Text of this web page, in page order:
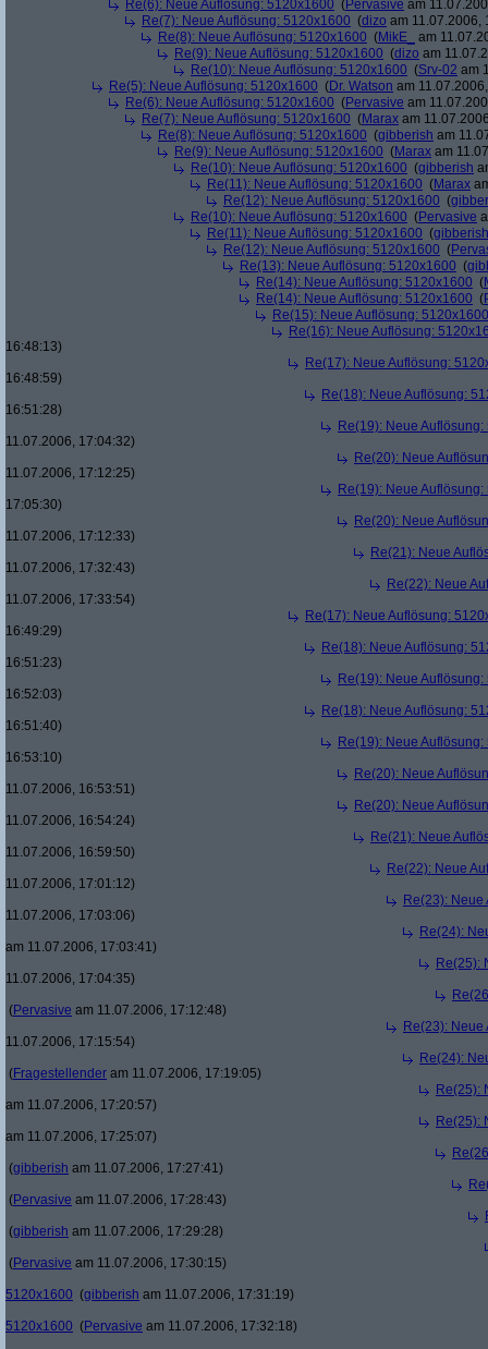
Re(6): Neue Auflösung: 5120x1600 ( Pervasive am
Re(7): Neue Auflösung: 5120x1600 (dizo am 11.07.2006,
Re(8): Neue Auflösung: 5120x1600 (MikE_
am
Re(9): Neue Auflösung: 5120x1600 (dizo am
Re(10): Neue Auflösung: 5120x1600 (Srv-02 am
Re(5): Neue Auflösung: 5120x1600 (Dr. Watson am
Re(6): Neue Auflösung: 5120x1600 (Pervasive am
Re(7): Neue Auflösung: 5120x1600 (Marax am
Re(8): Neue Auflösung: 5120x1600 (gibberish am
Re(9): Neue Auflösung: 5120x1600 (Marax am
Re(10): Neue Auflösung: 5120x1600 (gibberish
Re(11): Neue Auflösung: 5120x1600 (Marax
Re(12): Neue Auflösung: 5120x1600 (
Re(10): Neue Auflösung: 5120x1600 (Pervasive
Re(11): Neue Auflösung: 5120x1600 (gibberish
Re(12): Neue Auflösung: 5120x1600 (
Re(13): Neue Auflösung: 5120x1600 (
Re(14): Neue Auflösung: 5120x1600 (
Re(14): Neue Auflösung: 5120x1600 (
Re(15): Neue Auflösung: 5120x1600
Re(16): Neue Auflösung:
16:48:13)
Re(17): Neue Auflösung:
16:48:59)
Re(18): Neue Auflösung:
16:51:28)
Re(19): Neue
11.07.2006, 17:04:32)
Re(20): Neue
11.07.2006, 17:12:25)
Re(19): Neue
17:05:30)
Re(20): Neue
11.07.2006, 17:12:33)
Re(21): Neue
11.07.2006, 17:32:43)
Re(22): Neue
11.07.2006, 17:33:54)
Re(17): Neue Auflösung:
16:49:29)
Re(18): Neue Auflösung:
16:51:23)
Re(19): Neue
16:52:03)
Re(18): Neue Auflösung:
16:51:40)
Re(19): Neue
16:53:10)
Re(20): Neue
11.07.2006, 16:53:51)
Re(20): Neue
11.07.2006, 16:54:24)
Re(21): Neue
11.07.2006, 16:59:50)
Re(22): Neue
11.07.2006, 17:01:12)
Re(23):
11.07.2006, 17:03:06)
Re(24):
am 11.07.2006, 17:03:41)
Re(25):
11.07.2006, 17:04:35)
(Pervasive am 11.07.2006, 17:12:48)
Re(23):
11.07.2006, 17:15:54)
Re(24):
(Fragestellender am 11.07.2006, 17:19:05)
Re(25):
am 11.07.2006, 17:20:57)
Re(25):
am 11.07.2006, 17:25:07)
(gibberish am 11.07.2006, 17:27:41)
(Pervasive am 11.07.2006, 17:28:43)
(gibberish am 11.07.2006, 17:29:28)
(Pervasive am 11.07.2006, 17:30:15)
5120x1600 (gibberish am 11.07.2006, 17:31:19)
5120x1600 (Pervasive am 11.07.2006, 17:32:18)